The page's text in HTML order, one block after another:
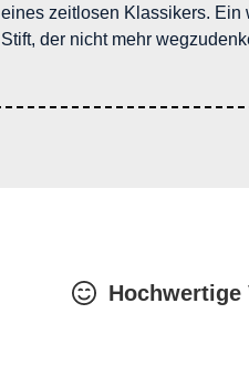
eines zeitlosen Klassikers. Ein
Stift, der nicht mehr
Hochwertige